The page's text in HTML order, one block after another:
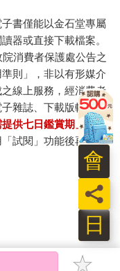
書僅能以金石堂專屬
器或直接下載檔案。
消費者保護處公告之
則」，非以有形媒介
線上服務，經消費者
雜誌、下載版軟體、
供七日鑑賞期」的限
試閱」功能後再付款
日
員
會